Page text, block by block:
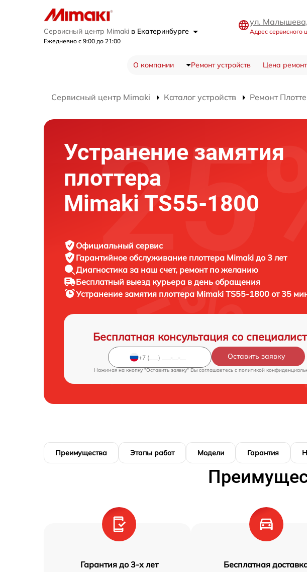
Сервисный центр Mimaki в Екатеринбурге
Ежедневно с 9:00 до 21:00
ул.
Адрес сервисного
О компании Ремонт устройств Цена
Сервисный центр Mimaki Каталог устройств Ремонт
Устранение замятия
плоттера
Mimaki TS55-1800
Официальный сервис
Гарантийное обслуживание плоттера Mimaki до 3 лет
Диагностика за наш счет, ремонт по желанию
Бесплатный выезд курьера в день обращения
Устранение замятия плоттера Mimaki TS55-1800 от 35
Бесплатная консультация со
Оставить заявку
Нажимая на кнопку "Оставить заявку" Вы соглашаетесь c политикой
Преимущества Этапы работ Модели Гарантия
Гарантия до 3-х лет Бесплатная